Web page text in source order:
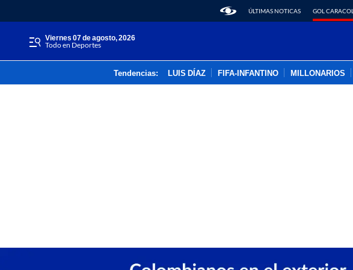
ÚLTIMAS NOTICAS GOL CARACOL
viernes 07 de agosto, 2026
Todo en Deportes
Tendencias: LUIS DÍAZ FIFA-INFANTINO MILLONARIOS